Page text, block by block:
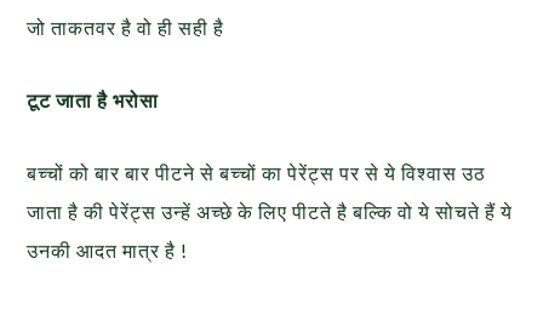
जो ताकतवर है वो ही सही है
टूट जाता है भरोसा
बच्चों को बार बार पीटने से बच्चों का पेरेंट्स पर से ये विश्वास उठ
जाता है की पेरेंट्स उन्हें अच्छे के लिए पीटते है बल्कि वो ये सोचते हैं ये
उनकी आदत मात्र है !